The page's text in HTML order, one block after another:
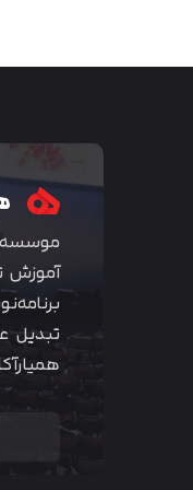
آموزش
تبدیل